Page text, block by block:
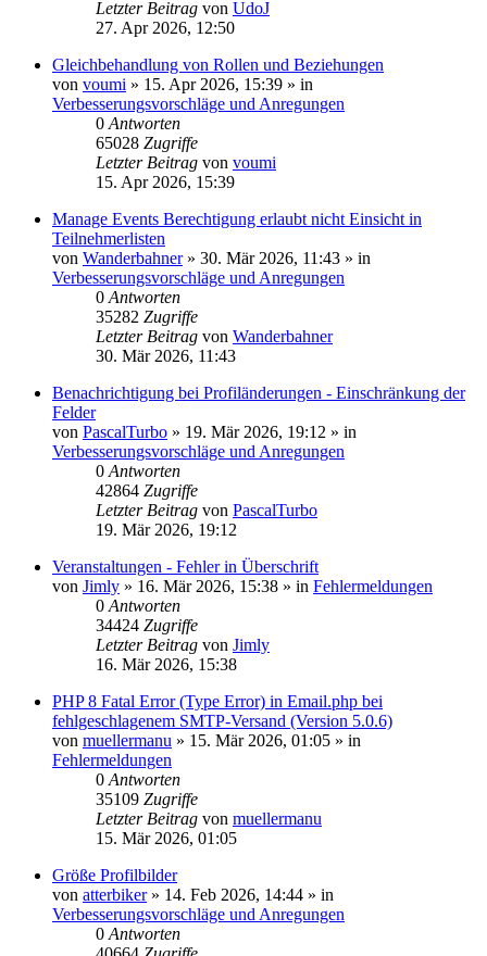
Letzter Beitrag von UdoJ
27. Apr 2026, 12:50
Gleichbehandlung von Rollen und Beziehungen
von voumi » 15. Apr 2026, 15:39 » in
Verbesserungsvorschläge und Anregungen
0 Antworten
65028 Zugriffe
Letzter Beitrag von voumi
15. Apr 2026, 15:39
Manage Events Berechtigung erlaubt nicht Einsicht in
Teilnehmerlisten
von Wanderbahner» 30. Mär 2026, 11:43 » in
Verbesserungsvorschläge und Anregungen
0 Antworten
35282 Zugriffe
Letzter Beitrag von Wanderbahner
30. Mär 2026, 11:43
Benachrichtigung bei Profiländerungen - Einschränkung der
Felder
von PascalTurbo » 19. Mär 2026, 19:12 » in
Verbesserungsvorschläge und Anregungen
0 Antworten
42864 Zugriffe
Letzter Beitrag von PascalTurbo
19. Mär 2026, 19:12
Veranstaltungen - Fehler in Überschrift
von Jimly » 16. Mär 2026, 15:38 » in Fehlermeldungen
0 Antworten
34424 Zugriffe
Letzter Beitrag von Jimly
16. Mär 2026, 15:38
PHP 8 Fatal Error (Type Error) in Email.php bei
fehlgeschlagenem SMTP-Versand (Version 5.0.6)
von muellermanu » 15. Mär 2026, 01:05 » in
Fehlermeldungen
0 Antworten
35109 Zugriffe
Letzter Beitrag von muellermanu
15. Mär 2026, 01:05
Größe Profilbilder
von atterbiker» 14. Feb 2026, 14:44 » in
Verbesserungsvorschläge und Anregungen
0 Antworten